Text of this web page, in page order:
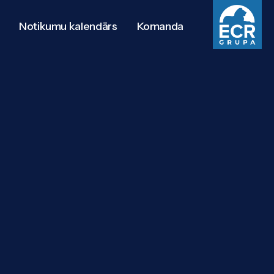
Notikumu kalendārs Komanda